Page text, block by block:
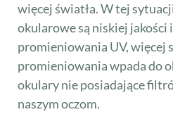
więcej światła. W tej
okularowe są niskiej jakości
promieniowania UV, więcej
promieniowania wpada do
okulary nie posiadające
naszym oczom.